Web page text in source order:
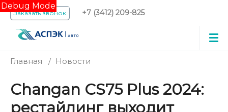
Debug Mode
Заказать звонок +7 (3412) 209-825
Главная / Новости
Changan CS75 Plus 2024:
рестайлинг выходит